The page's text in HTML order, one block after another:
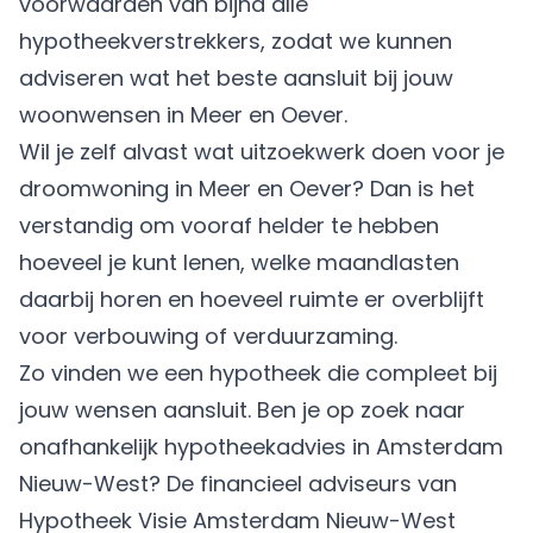
hypotheekverstrekkers, zodat we kunnen
adviseren wat het beste aansluit bij jouw
woonwensen in Meer en Oever.
Wil je zelf alvast wat uitzoekwerk doen voor je
droomwoning in Meer en Oever? Dan is het
verstandig om vooraf helder te hebben
hoeveel je kunt lenen, welke maandlasten
daarbij horen en hoeveel ruimte er overblijft
voor verbouwing of verduurzaming.
Zo vinden we een hypotheek die compleet bij
jouw wensen aansluit. Ben je op zoek naar
onafhankelijk hypotheekadvies in Amsterdam
Nieuw-West? De financieel adviseurs van
Hypotheek Visie Amsterdam Nieuw-West